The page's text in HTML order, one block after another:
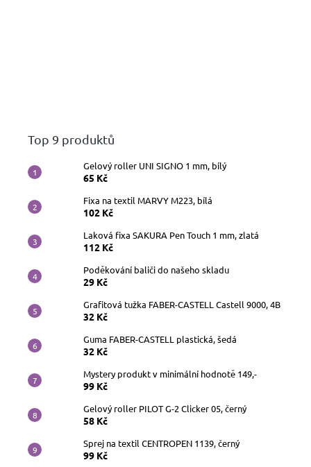
Top 9 produktů
Gelový roller UNI SIGNO 1 mm, bílý
65 Kč
Fixa na textil MARVY M223, bílá
102 Kč
Laková fixa SAKURA Pen Touch 1 mm, zlatá
112 Kč
Poděkování baliči do našeho skladu
29 Kč
Grafitová tužka FABER-CASTELL Castell 9000, 4B
32 Kč
Guma FABER-CASTELL plastická, šedá
32 Kč
Mystery produkt v minimální hodnotě 149,-
99 Kč
Gelový roller PILOT G-2 Clicker 05, černý
58 Kč
Sprej na textil CENTROPEN 1139, černý
99 Kč